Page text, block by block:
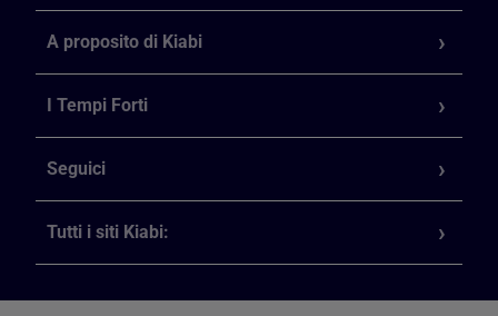
A proposito di Kiabi
I Tempi Forti
Seguici
Tutti i siti Kiabi: